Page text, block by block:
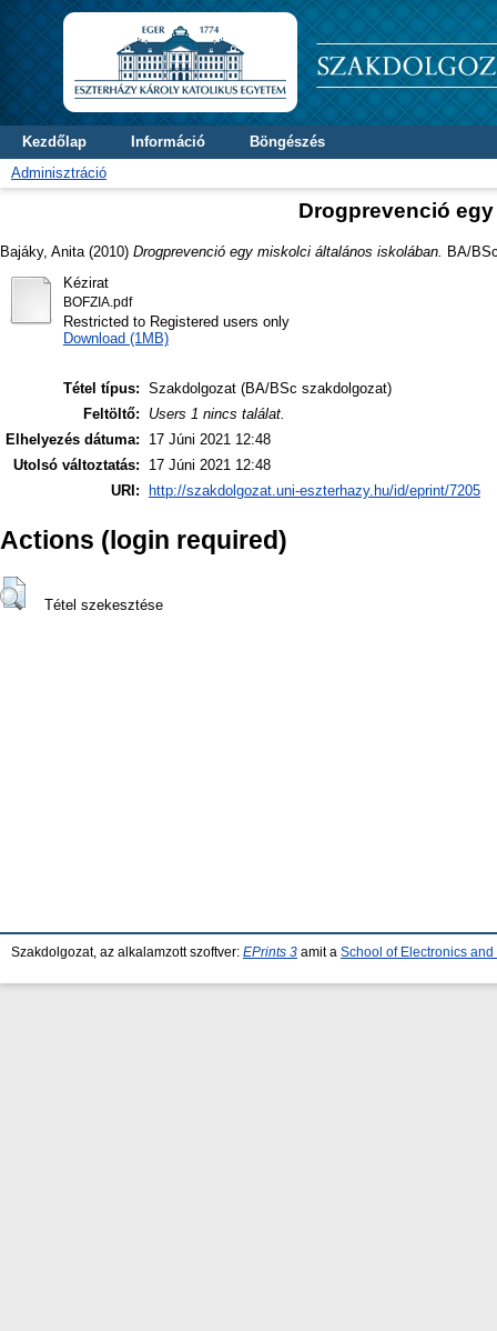
Kezdőlap Információ
Böngészés
Adminisztráció
Drogprevenció
Bajáky, Anita (2010) Drogprevenció egy miskolci általános iskolában.
BA/
Kézirat
BOFZIA.pdf
Restricted to Registered users only
Download (1MB)
Tétel típus: Szakdolgozat (BA/BSc szakdolgozat)
Feltöltő:
Users 1 nincs találat.
Elhelyezés dátuma:
17 Júni 2021 12:48
Utolsó változtatás:
17 Júni 2021 12:48
URI:
http://szakdolgozat.uni-eszterhazy.hu/id/eprint/7205
Actions (login required)
Tétel szekesztése
Szakdolgozat, az alkalamzott szoftver: EPrints 3 amit a School of Electronics